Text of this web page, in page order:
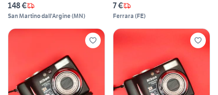
148 €
San Martino dall'Argine(MN)
7 €
Ferrara (FE)